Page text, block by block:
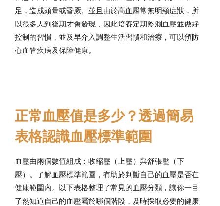
足，造成頭暈或昏厥。並且由於高血壓常無明顯症狀，所
以很多人到後期才會發現，因此培養定期監測血壓並做好
控制的習慣，並及早介入調整生活習慣和治療，可以預防
心血管疾病及保障健康。
正常血壓值是多少？透過簡易
表格認識血壓標準範圍
血壓由兩個數值組成：收縮壓（上壓）與舒張壓（下
壓）。了解血壓標準範圍，有助於判斷自己的血壓是否在
健康範圍內。以下表格整理了常見的血壓分類，讓你一目
了然知道自己的血壓屬於哪個階段，及時採取必要的健康